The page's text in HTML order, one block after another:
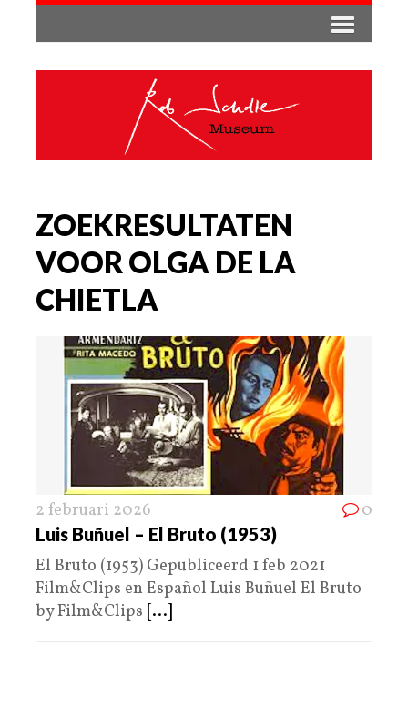
ZOEKRESULTATEN
VOOR OLGA DE LA
CHIETLA
2 februari 2026 0
Luis Buñuel – El Bruto (1953)
El Bruto (1953) Gepubliceerd 1 feb 2021
Film&Clips en Español Luis Buñuel El Bruto
by Film&Clips [...]